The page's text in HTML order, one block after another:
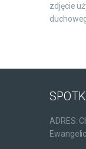
zdjęcie
ADRES: